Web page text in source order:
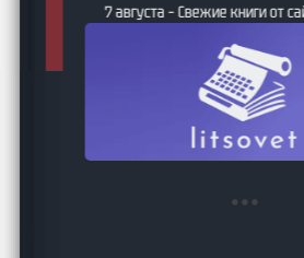
7 августа – Свежие книги от